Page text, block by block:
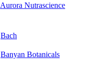
Aurora Nutrascience
Bach
Banyan Botanicals